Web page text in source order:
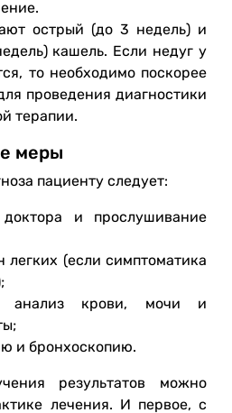
острый (до 3 недель) и
кашель. Если недуг у
то необходимо поскорее
проведения диагностики
терапии.
меры
пациенту следует:
и прослушивание
легких (если симптоматика
крови, мочи и
и бронхоскопию.
результатов можно
лечения. И первое, с